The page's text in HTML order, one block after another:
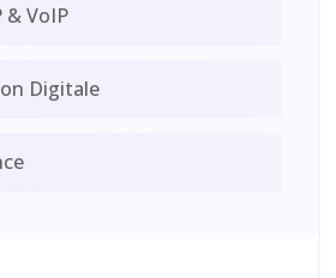
& VoIP
Digitale